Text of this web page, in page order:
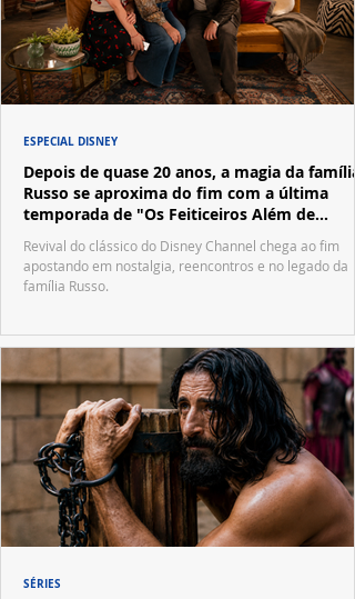
Depois de quase 20 anos, a magia da família
Russo se aproxima do fim com a última
temporada de "Os Feiticeiros Além de
Waverly Place"
Revival do clássico do Disney Channel chega ao fim
apostando em nostalgia, reencontros e no legado da
família Russo.
ESPECIAL DISNEY
SÉRIES